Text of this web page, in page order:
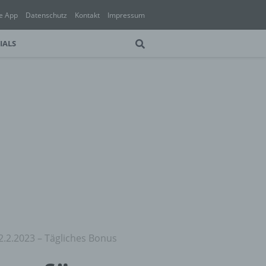
App Datenschutz Kontakt Impressum
– Tägliches Bonus